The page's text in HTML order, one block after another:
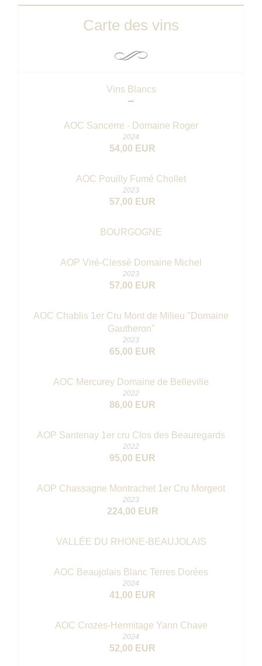
Carte des vins
Vins Blancs
AOC Sancerre - Domaine Roger
2024
54,00 EUR
AOC Pouilly Fumé Chollet
2023
57,00 EUR
BOURGOGNE
AOP Viré-Clessé Domaine Michel
2023
57,00 EUR
AOC Chablis 1er Cru Mont de Milieu "Domaine
Gautheron"
2023
65,00 EUR
AOC Mercurey Domaine de Belleville
2022
86,00 EUR
AOP Santenay 1er cru Clos des Beauregards
2022
95,00 EUR
AOP Chassagne Montrachet 1er Cru Morgeot
2023
224,00 EUR
VALLÉE DU RHONE-BEAUJOLAIS
AOC Beaujolais Blanc Terres Dorées
2024
41,00 EUR
AOC Crozes-Hermitage Yann Chave
2024
52,00 EUR